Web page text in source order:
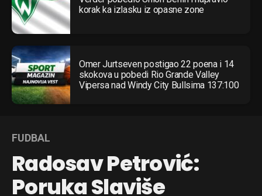
korak ka izlasku iz opasne zone
Omer Jurtseven postigao 22 poena i 14
skokova u pobedi Rio Grande Valley
Vipersa nad Windy City Bullsima 137:100
FUDBAL
Radosav Petrović:
Poruka Slaviše